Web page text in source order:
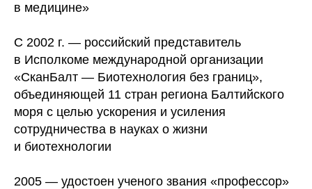
в медицине»
С 2002 г. — российский представитель
в Исполкоме международной организации
«СканБалт — Биотехнология без границ»,
объединяющей 11 стран региона Балтийского
моря с целью ускорения и усиления
сотрудничества в науках о жизни
и биотехнологии
2005 — удостоен ученого звания «профессор»